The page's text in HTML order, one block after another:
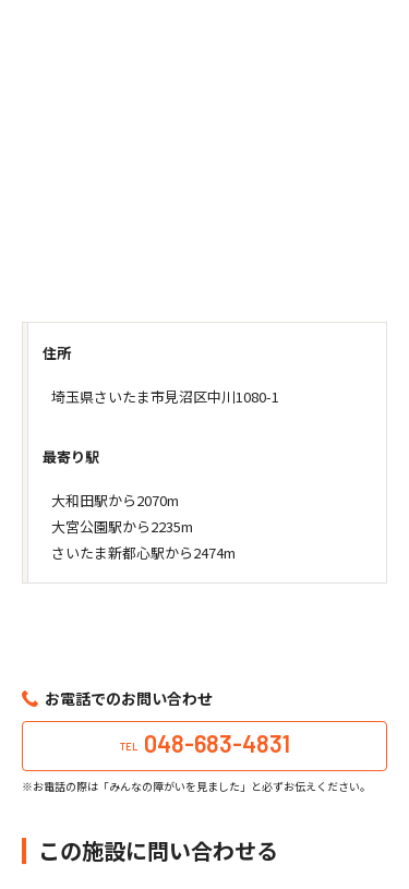
住所
埼玉県さいたま市見沼区中川1080-1
最寄り駅
大和田駅から2070m
大宮公園駅から2235m
さいたま新都心駅から2474m
お電話でのお問い合わせ
TEL 048-683-4831
※お電話の際は「みんなの障がいを見ました」と必ずお伝えください。
この施設に問い合わせる